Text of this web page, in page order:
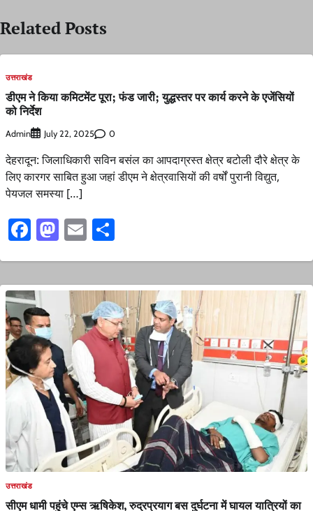
Related Posts
उत्तराखंड
डीएम ने किया कमिटमेंट पूरा; फंड जारी; युद्धस्तर पर कार्य करने के एजेंसियों
को निर्देश
Admin July 22, 2025 0
देहरादून: जिलाधिकारी सविन बसंल का आपदाग्रस्त क्षेत्र बटोली दौरे क्षेत्र के
लिए कारगर साबित हुआ जहां डीएम ने क्षेत्रवासियों की वर्षों पुरानी विद्युत,
पेयजल समस्या […]
Facebook
Mastodon
Email
उत्तराखंड
सीएम धामी पहुंचे एम्स ऋषिकेश, रुद्रप्रयाग बस दुर्घटना में घायल यात्रियों का